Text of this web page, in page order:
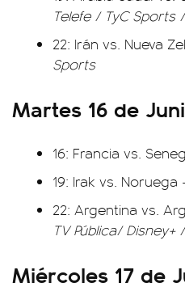
Telefe / TyC Sports
22: Irán vs. Nueva
Sports
Martes 16 de
16: Francia vs.
19: Irak vs. Noruega
22: Argentina vs.
TV Pública/ Disney+
Miércoles 17 de